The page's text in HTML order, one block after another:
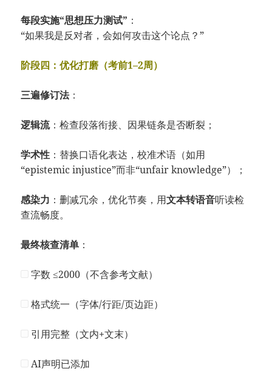
每段实施“思想压力测试” ：
“如果我是反对者，会如何攻击这个论点？”
阶段四：优化打磨（考前1–2周）
三遍修订法：
逻辑流：检查段落衔接、因果链条是否断裂；
学术性 ：替换口语化表达，校准术语（如用
“epistemic injustice”而非“unfair knowledge”）；
感染力 ：删减冗余，优化节奏，用文本转语音听读检
查流畅度。
最终核查清单 ：
字数 ≤2000（不含参考文献）
格式统一（字体/行距/页边距）
引用完整（文内+文末）
AI声明已添加